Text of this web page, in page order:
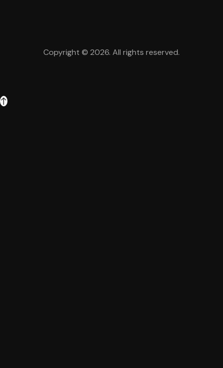
Copyright © 2026. All rights reserved.